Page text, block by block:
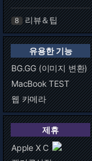
8 리뷰＆팁
유용한 기능
BG.GG (이미지 변환)
MacBook TEST
웹 카메라
제휴
Apple X C